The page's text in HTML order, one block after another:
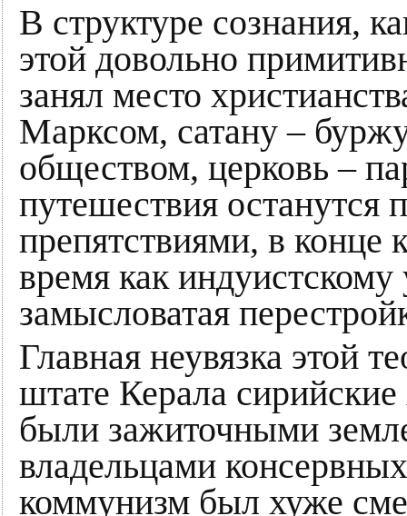
В структуре сознания,
этой довольно
занял место
Марксом, сатану –
обществом, церковь –
путешествия останутся
препятствиями, в конце
время как
замысловатая
Главная неувязка этой
штате Керала
были зажиточными
владельцами
коммунизм был хуже